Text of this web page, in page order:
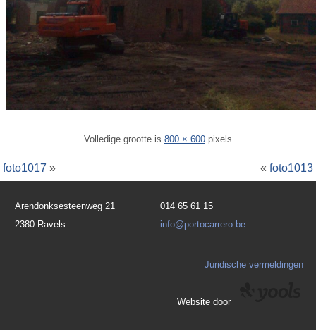
Volledige grootte is 800 × 600 pixels
foto1017 » « foto1013
Arendonksesteenweg 21
014 65 61 15
2380 Ravels
info@portocarrero.be
Juridische vermeldingen
Website door